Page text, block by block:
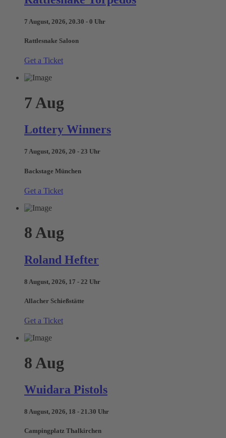
7 August, 2026, 20.30 - 0 Uhr
Rattlesnake Saloon
Get a Ticket
7 Aug
Lottery Winners
7 August, 2026, 20 - 23 Uhr
Backstage München
Get a Ticket
8 Aug
Roland Hefter
8 August, 2026, 17 - 22 Uhr
Allacher Schießstätte
Get a Ticket
8 Aug
Wuidara Pistols
8 August, 2026, 18 - 21.30 Uhr
Campingplatz Thalkirchen